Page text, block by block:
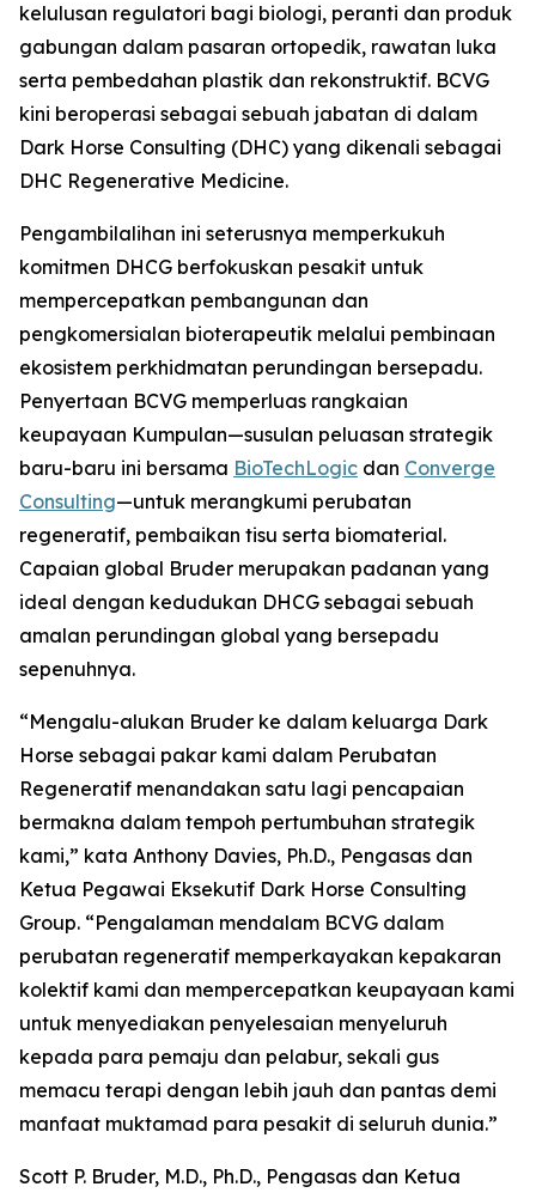
kelulusan regulatori bagi biologi, peranti dan produk
gabungan dalam pasaran ortopedik, rawatan luka
serta pembedahan plastik dan rekonstruktif. BCVG
kini beroperasi sebagai sebuah jabatan di dalam
Dark Horse Consulting (DHC) yang dikenali sebagai
DHC Regenerative Medicine.
Pengambilalihan ini seterusnya memperkukuh
komitmen DHCG berfokuskan pesakit untuk
mempercepatkan pembangunan dan
pengkomersialan bioterapeutik melalui pembinaan
ekosistem perkhidmatan perundingan bersepadu.
Penyertaan BCVG memperluas rangkaian
keupayaan Kumpulan—susulan peluasan strategik
baru-baru ini bersama BioTechLogic dan Converge
Consulting—untuk merangkumi perubatan
regeneratif, pembaikan tisu serta biomaterial.
Capaian global Bruder merupakan padanan yang
ideal dengan kedudukan DHCG sebagai sebuah
amalan perundingan global yang bersepadu
sepenuhnya.
“Mengalu-alukan Bruder ke dalam keluarga Dark
Horse sebagai pakar kami dalam Perubatan
Regeneratif menandakan satu lagi pencapaian
bermakna dalam tempoh pertumbuhan strategik
kami,” kata Anthony Davies, Ph.D., Pengasas dan
Ketua Pegawai Eksekutif Dark Horse Consulting
Group. “Pengalaman mendalam BCVG dalam
perubatan regeneratif memperkayakan kepakaran
kolektif kami dan mempercepatkan keupayaan kami
untuk menyediakan penyelesaian menyeluruh
kepada para pemaju dan pelabur, sekali gus
memacu terapi dengan lebih jauh dan pantas demi
manfaat muktamad para pesakit di seluruh dunia.”
Scott P. Bruder, M.D., Ph.D., Pengasas dan Ketua